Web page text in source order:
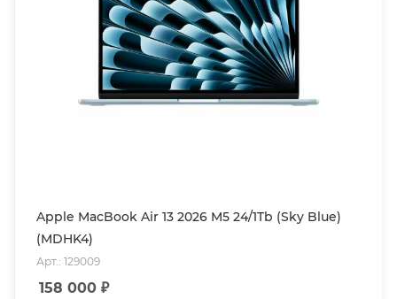
Apple MacBook Air 13 2026 M5 24/1Tb (Sky Blue)
(MDHK4)
Арт.: 129009
158 000 ₽